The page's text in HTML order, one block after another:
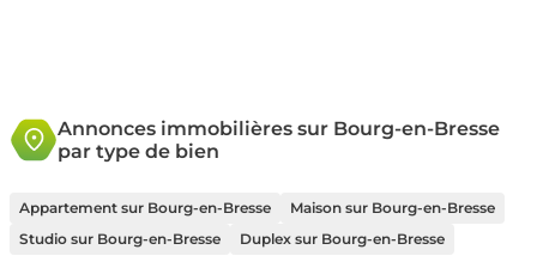
Annonces immobilières sur Bourg-en-Bresse
par type de bien
Appartement sur Bourg-en-Bresse
Maison sur Bourg-en-Bresse
Studio sur Bourg-en-Bresse
Duplex sur Bourg-en-Bresse